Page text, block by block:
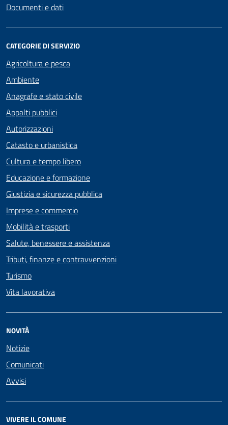
Documenti e dati
CATEGORIE DI SERVIZIO
Agricoltura e pesca
Ambiente
Anagrafe e stato civile
Appalti pubblici
Autorizzazioni
Catasto e urbanistica
Cultura e tempo libero
Educazione e formazione
Giustizia e sicurezza pubblica
Imprese e commercio
Mobilità e trasporti
Salute, benessere e assistenza
Tributi, finanze e contravvenzioni
Turismo
Vita lavorativa
NOVITÀ
Notizie
Comunicati
Avvisi
VIVERE IL COMUNE